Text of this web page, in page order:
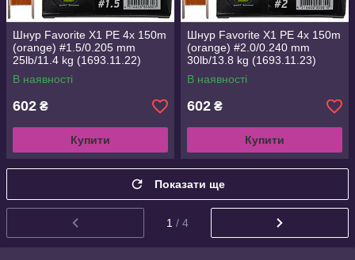
Шнур Favorite X1 PE 4x 150m
(orange) #1.5/0.205 mm
25lb/11.4 kg (1693.11.22)
В наявності
602 ₴
Купити
Шнур Favorite X1 PE 4x 150m
(orange) #2.0/0.240 mm
30lb/13.8 kg (1693.11.23)
В наявності
602 ₴
Купити
Показати ще
1 / 4